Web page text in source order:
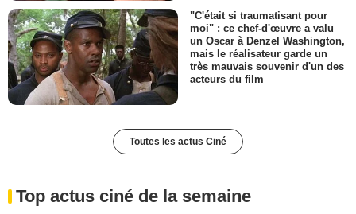
"C'était si traumatisant pour
moi" : ce chef-d'œuvre a valu
un Oscar à Denzel Washington,
mais le réalisateur garde un
très mauvais souvenir d'un des
acteurs du film
Toutes les actus Ciné
Top actus ciné de la semaine